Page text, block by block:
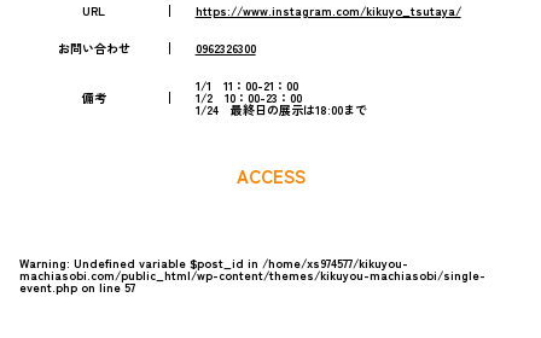
URL https://www.instagram.com/kikuyo_tsutaya/
お問い合わせ 0962326300
備考
1/1 11：00-21：00
1/2 10：00-23：00
1/24 最終日の展示は18:00まで
ACCESS
Warning: Undefined variable $post_id in /home/xs974577/kikuyou-
machiasobi.com/public_html/wp-content/themes/kikuyou-machiasobi/single-
event.phpon line57